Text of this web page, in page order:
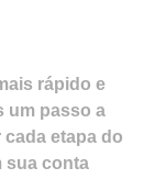
rápido e
um passo a
etapa do
sua conta